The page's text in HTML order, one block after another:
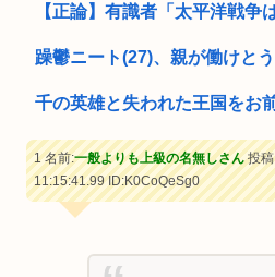
【正論】有識者「太平洋戦争
躁鬱ニート(27)、親が働けと
千の英雄と失われた王国をお
1 名前:一般よりも上級の名無しさん投稿
11:15:41.99ID:K0CoQeSg0